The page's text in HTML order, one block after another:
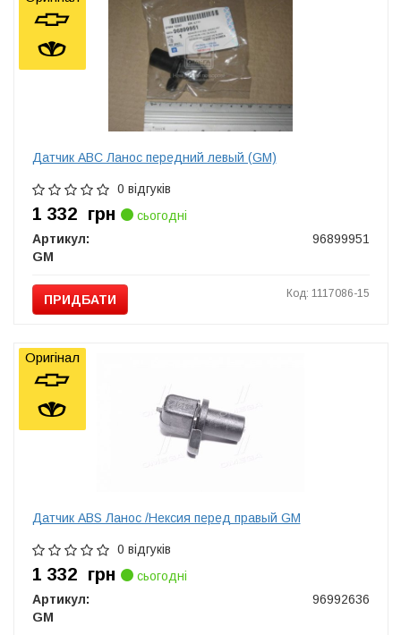
Датчик ABC Ланос передний левый (GM)
0 відгуків
1 332 грн
сьогодні
Артикул:
96899951
GM
ПРИДБАТИ Код: 1117086-15
Датчик ABS Ланос /Нексия перед правый GM
0 відгуків
1 332 грн
сьогодні
Артикул:
96992636
GM
Оригінал